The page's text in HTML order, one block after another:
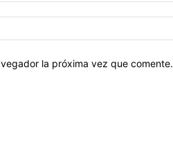
la próxima vez que comente.